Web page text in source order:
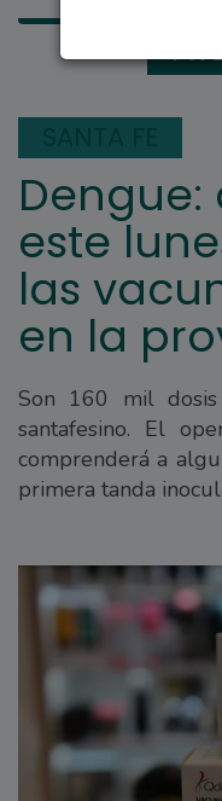
Dengue:
este
las
en la
Son 160 mil
santafesino. El
comprenderá a
primera tanda